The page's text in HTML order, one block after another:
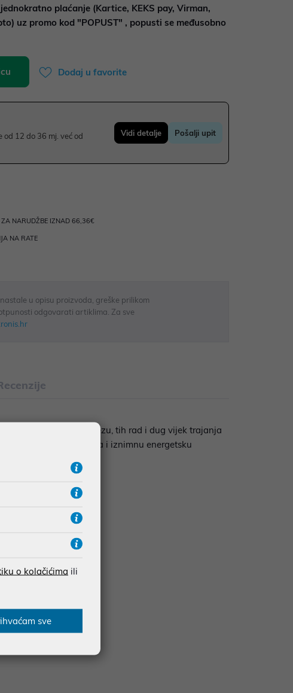
plaćanje (Kartice, KEKS pay, Virman,
uz promo kod "POPUST" , popusti se međusobno
Dodaj u favorite
12 do 36 mj. već od Vidi detalje Pošalji upit
ZA NARUDŽBE IZNAD 66,36€
NA RATE
u opisu proizvoda, greške prilikom
odgovarati artiklima. Za sve
stabilnu 2.4 GHz vezu, tih rad i dug vijek trajanja
uz doseg do 10 metara i iznimnu energetsku
o kolačićima ili
sve